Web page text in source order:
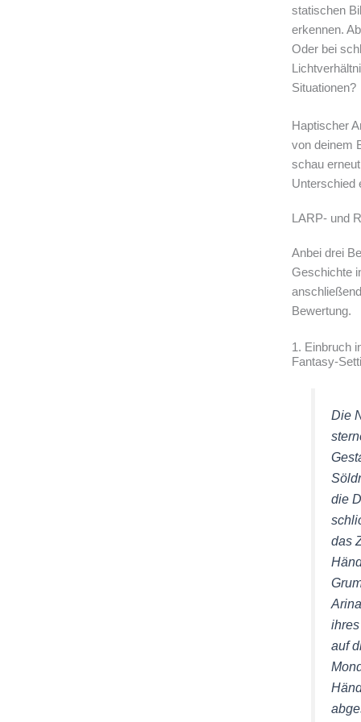
statischen
erkennen.
Oder bei
Situationen?
Haptischer
von deinem
schau
Unterschied
LARP- und
Anbei drei
Geschichte
Bewertung.
1. Einbruch
Fantasy-
Die
die
das
auf